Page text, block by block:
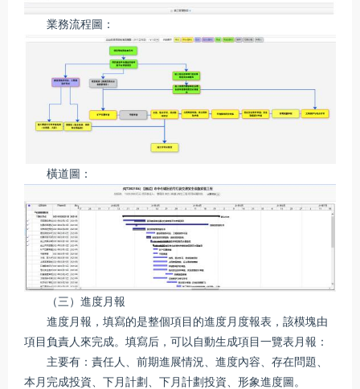
業務流程圖：
橫道圖：
（三）進度月報
進度月報，填寫的是整個項目的進度月度報表，該模塊由
項目負責人來完成。填寫后，可以自動生成項目一覽表月報：
主要有：責任人、前期進展情況、進度內容、存在問題、
本月完成投資、下月計劃、下月計劃投資、形象進度圖。